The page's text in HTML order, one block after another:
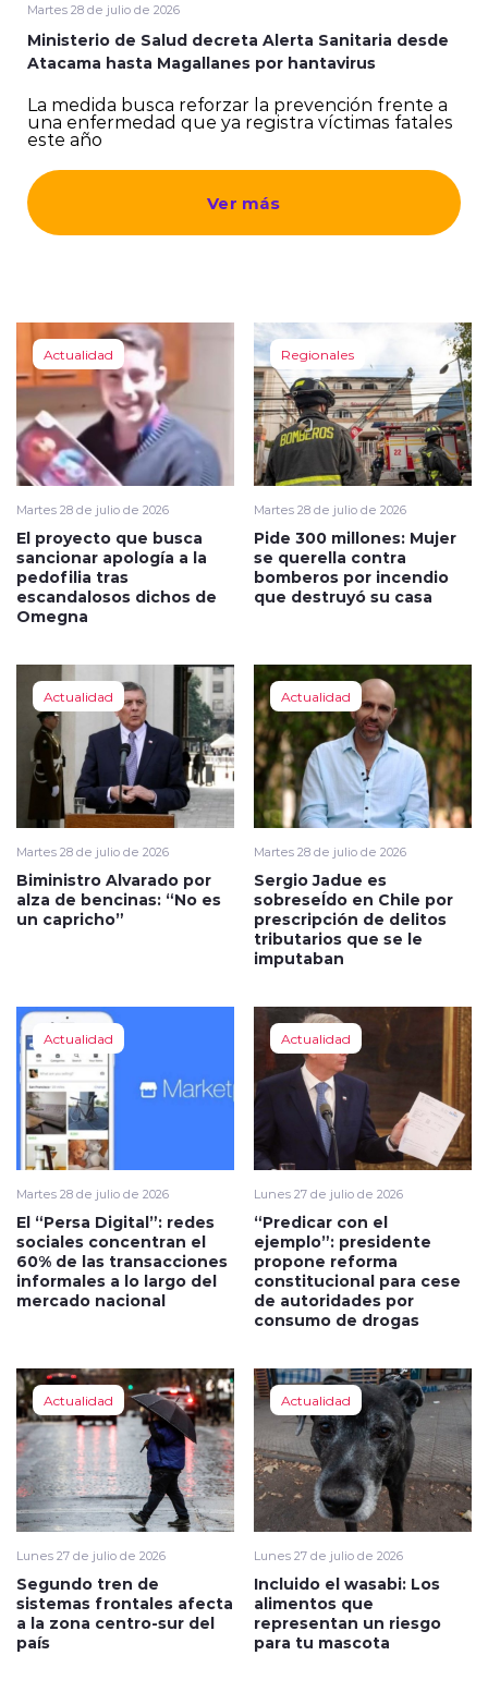
Martes 28 de julio de 2026
Ministerio de Salud decreta Alerta Sanitaria desde
Atacama hasta Magallanes por hantavirus
La medida busca reforzar la prevención frente a
una enfermedad que ya registra víctimas fatales
este año
Ver más
Actualidad
Martes 28 de julio de 2026
El proyecto que busca
sancionar apología a la
pedofilia tras
escandalosos dichos de
Omegna
Regionales
Martes 28 de julio de 2026
Pide 300 millones: Mujer
se querella contra
bomberos por incendio
que destruyó su casa
Actualidad
Martes 28 de julio de 2026
Biministro Alvarado por
alza de bencinas: “No es
un capricho”
Actualidad
Martes 28 de julio de 2026
Sergio Jadue es
sobreseÍdo en Chile por
prescripción de delitos
tributarios que se le
imputaban
Actualidad
Martes 28 de julio de 2026
El “Persa Digital”: redes
sociales concentran el
60% de las transacciones
informales a lo largo del
mercado nacional
Actualidad
Lunes 27 de julio de 2026
“Predicar con el
ejemplo”: presidente
propone reforma
constitucional para cese
de autoridades por
consumo de drogas
Actualidad
Lunes 27 de julio de 2026
Segundo tren de
sistemas frontales afecta
a la zona centro-sur del
país
Actualidad
Lunes 27 de julio de 2026
Incluido el wasabi: Los
alimentos que
representan un riesgo
para tu mascota